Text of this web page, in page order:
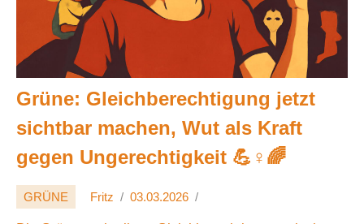
Grüne: Gleichberechtigung jetzt
sichtbar machen, Wut als Kraft
gegen Ungerechtigkeit 💪♀️🌈
GRÜNE Fritz 03.03.2026